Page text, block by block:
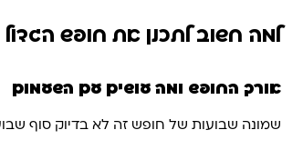
למה חשוב לתכנן את חופש
אורך החופש ומה עושים עם השעמום
שמונה שבועות של חופש זה לא בדיוק סוף